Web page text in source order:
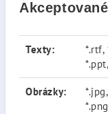
Texty:
*.rtf,
Obrázky:
*.png